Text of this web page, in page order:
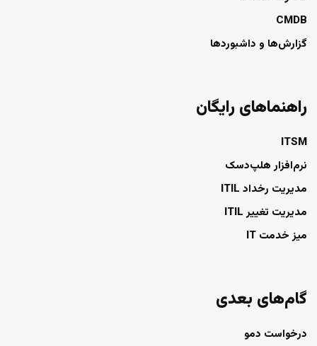
CMDB
گزارش‌ها و داشبوردها
راهنماهای رایگان
ITSM
نرم‌افزار هلپ‌دسک
مدیریت رخداد ITIL
مدیریت تغییر ITIL
میز خدمت IT
گام‌های بعدی
درخواست دمو